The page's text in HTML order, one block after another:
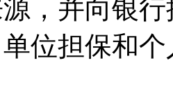
，并向银
位担保和